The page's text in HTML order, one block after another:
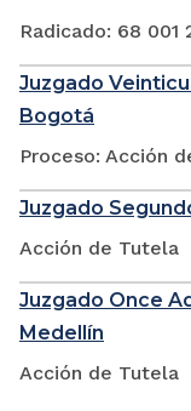
Radicado: 68 001
Juzgado
Bogotá
Proceso: Acción
Juzgado
Acción de Tutela
Juzgado Once
Medellín
Acción de Tutela